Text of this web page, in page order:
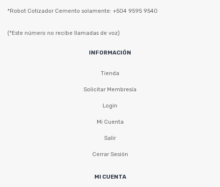
*Robot Cotizador Cemento solamente: +504 9595 9540
(*Este número no recibe llamadas de voz)
INFORMACIÓN
Tienda
Solicitar Membresía
Login
Mi Cuenta
Salir
Cerrar Sesión
MI CUENTA